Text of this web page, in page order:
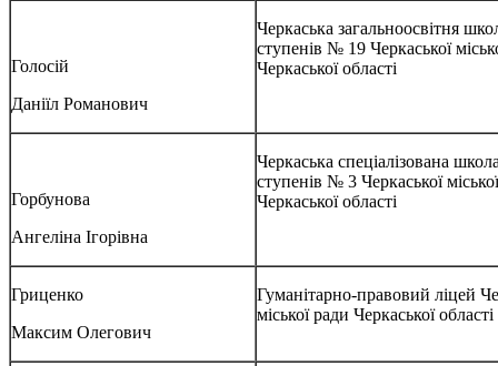
Голосій
Даніїл Романович
Черкаська загальноосвітня
ступенів № 19 Черкаської
Черкаської області
Горбунова
Ангеліна Ігорівна
Черкаська спеціалізована школа
ступенів № 3 Черкаської
Черкаської області
Гриценко
Максим Олегович
Гуманітарно-правовий ліцей
міської ради Черкаської області